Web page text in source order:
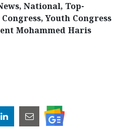
National, Top-
Youth Congress
Mohammed Haris